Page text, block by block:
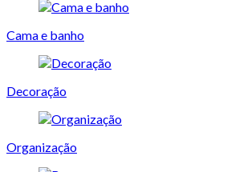
Cama e banho
Decoração
Organização